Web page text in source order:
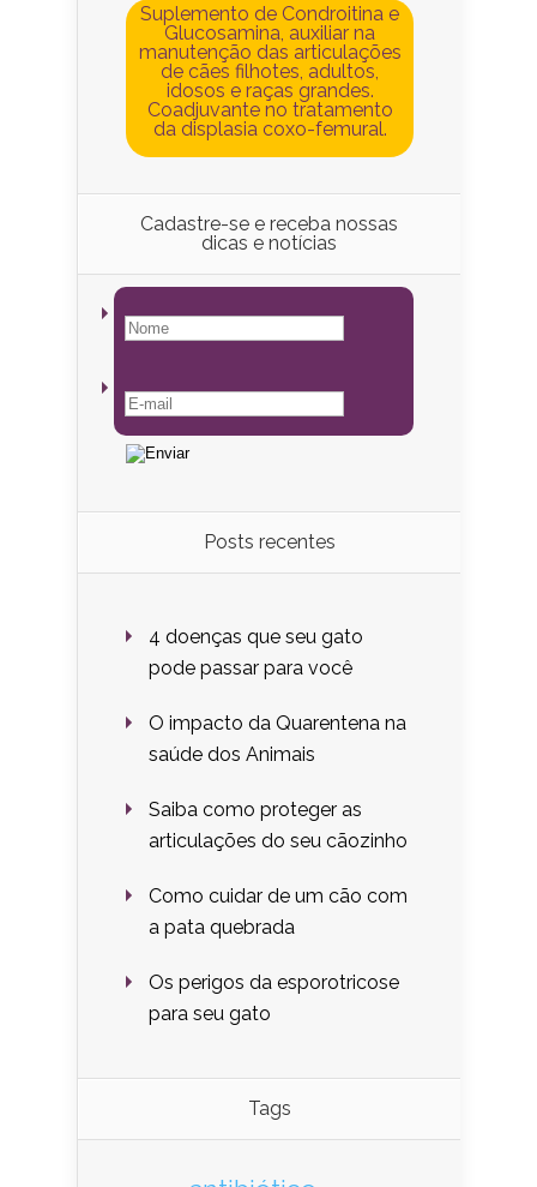
Suplemento de Condroitina e
Glucosamina, auxiliar na
manutenção das articulações
de cães filhotes, adultos,
idosos e raças grandes.
Coadjuvante no tratamento
da displasia coxo-femural.
Cadastre-se e receba nossas
dicas e notícias
Posts recentes
4 doenças que seu gato
pode passar para você
O impacto da Quarentena na
saúde dos Animais
Saiba como proteger as
articulações do seu cãozinho
Como cuidar de um cão com
a pata quebrada
Os perigos da esporotricose
para seu gato
Tags